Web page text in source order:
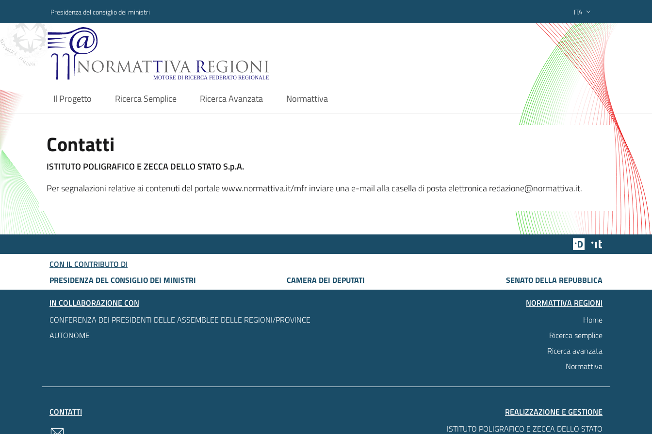
Presidenza del consiglio dei ministri ITA
Normattiva Regioni - Motore di ricerca federato regionale
Il Progetto
current Ricerca Semplice Ricerca Avanzata Normattiva
Contatti
ISTITUTO POLIGRAFICO E ZECCA DELLO STATO S.p.A.
Per segnalazioni relative ai contenuti del portale www.normattiva.it/mfr inviare una e-mail alla casella di posta elettronica redazione@normattiva.it.
Team Digitale
CON IL CONTRIBUTO DI
PRESIDENZA DEL CONSIGLIO DEI MINISTRI
CAMERA DEI DEPUTATI
SENATO DELLA REPUBBLICA
IN COLLABORAZIONE CON
CONFERENZA DEI PRESIDENTI DELLE ASSEMBLEE DELLE REGIONI/PROVINCE
AUTONOME
NORMATTIVA REGIONI
Home
Ricerca semplice
Ricerca avanzata
Normattiva
CONTATTI
REALIZZAZIONE E GESTIONE
ISTITUTO POLIGRAFICO E ZECCA DELLO STATO